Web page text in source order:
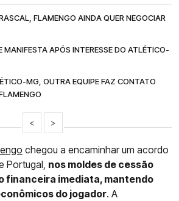
FLAMENGO AINDA QUER NEGOCIAR
MANIFESTA APÓS INTERESSE DO ATLÉTICO-
MG, OUTRA EQUIPE FAZ CONTATO
< >
chegou a encaminhar um acordo
Portugal, nos moldes de cessão
financeira imediata, mantendo
do jogador. A